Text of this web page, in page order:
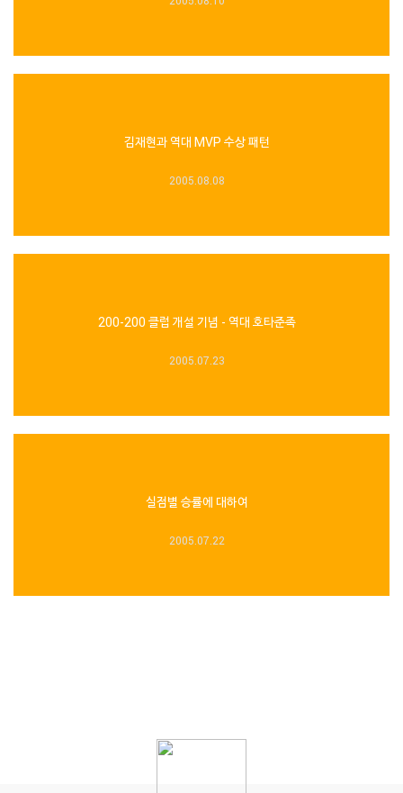
김재현과 역대 MVP 수상 패턴
2005.08.08
200-200 클럽 개설 기념 - 역대 호타준족
2005.07.23
실점별 승률에 대하여
2005.07.22